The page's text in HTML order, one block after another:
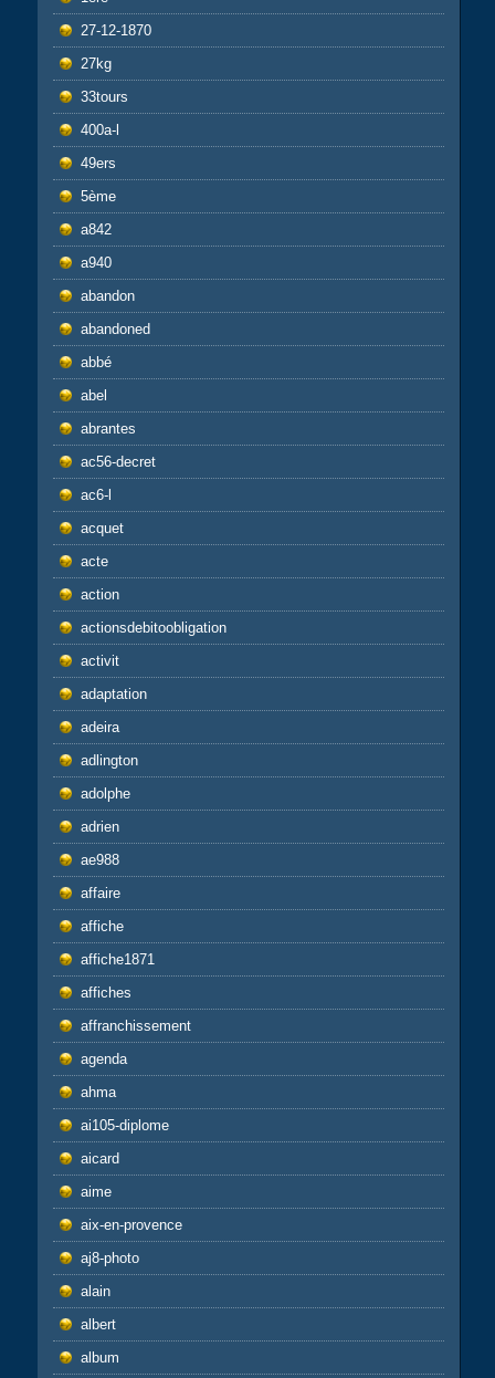
27-12-1870
27kg
33tours
400a-l
49ers
5ème
a842
a940
abandon
abandoned
abbé
abel
abrantes
ac56-decret
ac6-l
acquet
acte
action
actionsdebitoobligation
activit
adaptation
adeira
adlington
adolphe
adrien
ae988
affaire
affiche
affiche1871
affiches
affranchissement
agenda
ahma
ai105-diplome
aicard
aime
aix-en-provence
aj8-photo
alain
albert
album